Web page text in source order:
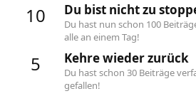
10 Du bist nicht zu
Du hast nun schon 100
alle an einem Tag!
5 Kehre wieder zurück
Du hast schon 30 Beiträge
gefallen!